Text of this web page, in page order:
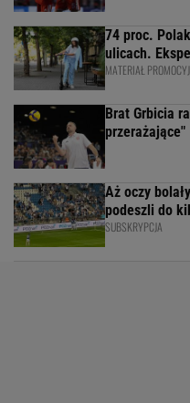
74 proc.
ulicach.
MATERIAŁ
Brat Grbicia
przerażające"
Aż oczy
podeszli do
SUBSKRYPCJA